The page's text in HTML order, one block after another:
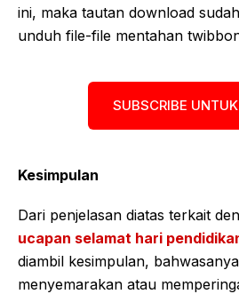
ini, maka tautan download
unduh file-file mentahan
SUBSCRIBE
Kesimpulan
Dari penjelasan diatas terkait
ucapan selamat hari
diambil kesimpulan,
menyemarakan atau